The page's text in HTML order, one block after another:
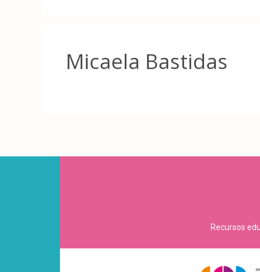
Micaela Bastidas
Recursos